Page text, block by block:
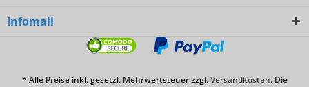
Infomail
* Alle Preise inkl. gesetzl. Mehrwertsteuer zzgl.Versandkosten. Die